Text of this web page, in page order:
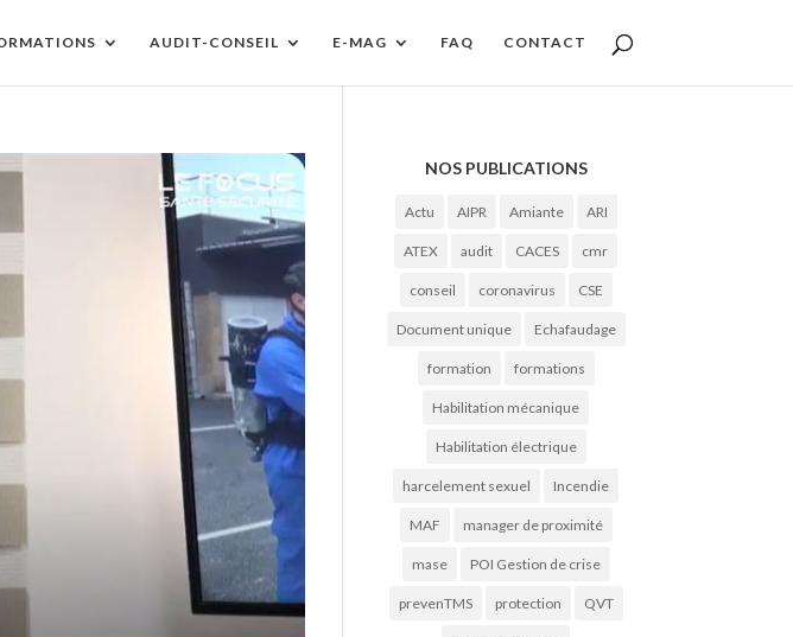
AUDIT-CONSEIL E-MAG FAQ CONTACT
NOS PUBLICATIONS
Actu AIPR Amiante ARI
ATEX audit CACES cmr
conseil coronavirus CSE
Document unique Echafaudage
formation formations
Habilitation mécanique
Habilitation électrique
harcelement sexuel Incendie
MAF manager de proximité
mase POI Gestion de crise
prevenTMS protection QVT